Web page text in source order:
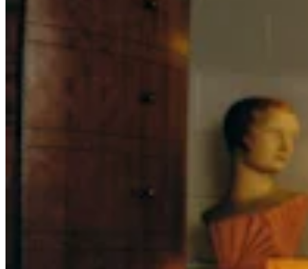
Salón de manicura y pedicura
Haz que tus clientes regresen